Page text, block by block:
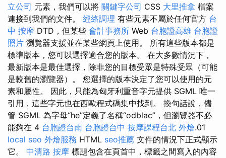
立公司 元素，我們可以將 關鍵字公司 CSS 大里推拿 檔案
連接到我們的文件。 經絡調理 有些元素不屬於任何官方 台
中 按摩 DTD，但某些 會計事務所 Web 台胞證高雄 台胞證
照片 瀏覽器支援並在某些網頁上使用。 所有這些版本都是
標準版本，您可以選擇適合您的版本。 在大多數情況下，
最新版本是最佳選擇，除非您的目標受眾是特殊受眾（可能
是較舊的瀏覽器）。 您選擇的版本決定了您可以使用的元
素和屬性。 因此，只能為匈牙利重音字元提供 SGML 唯一
引用，這些字元也在西歐程式碼集中找到。 換句話說，儘
管 SGML 為字母“he”定義了名稱“odblac”，但瀏覽器不必
能夠在 4 台胞證台南 台胞證台中 按摩課程台北 外燴.01
local seo 外燴服務 HTML seo推薦 文件的情況下正式顯示
它。 中清路 按摩 標題包含在頁首中，標籤之間寫入的內容